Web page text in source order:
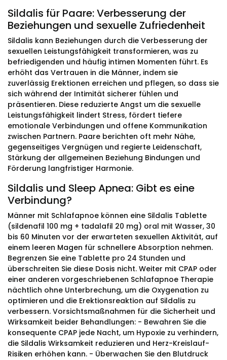
Sildalis für Paare: Verbesserung der
Beziehungen und sexuelle Zufriedenheit
Sildalis kann Beziehungen durch die Verbesserung der
sexuellen Leistungsfähigkeit transformieren, was zu
befriedigenden und häufig intimen Momenten führt. Es
erhöht das Vertrauen in die Männer, indem sie
zuverlässig Erektionen erreichen und pflegen, so dass sie
sich während der Intimität sicherer fühlen und
präsentieren. Diese reduzierte Angst um die sexuelle
Leistungsfähigkeit lindert Stress, fördert tiefere
emotionale Verbindungen und offene Kommunikation
zwischen Partnern. Paare berichten oft mehr Nähe,
gegenseitiges Vergnügen und regierte Leidenschaft,
Stärkung der allgemeinen Beziehung Bindungen und
Förderung langfristiger Harmonie.
Sildalis und Sleep Apnea: Gibt es eine
Verbindung?
Männer mit Schlafapnoe können eine Sildalis Tablette
(sildenafil 100 mg + tadalafil 20 mg) oral mit Wasser, 30
bis 60 Minuten vor der erwarteten sexuellen Aktivität, auf
einem leeren Magen für schnellere Absorption nehmen.
Begrenzen Sie eine Tablette pro 24 Stunden und
überschreiten Sie diese Dosis nicht. Weiter mit CPAP oder
einer anderen vorgeschriebenen Schlafapnoe Therapie
nächtlich ohne Unterbrechung, um die Oxygenation zu
optimieren und die Erektionsreaktion auf Sildalis zu
verbessern. Vorsichtsmaßnahmen für die Sicherheit und
Wirksamkeit beider Behandlungen: - Bewahren Sie die
konsequente CPAP jede Nacht, um Hypoxie zu verhindern,
die Sildalis Wirksamkeit reduzieren und Herz-Kreislauf-
Risiken erhöhen kann. - Überwachen Sie den Blutdruck